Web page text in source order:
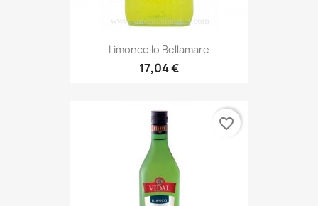
Limoncello Bellamare
17,04 €
favorite_border